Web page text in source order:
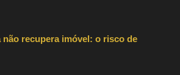
recupera imóvel: o risco de